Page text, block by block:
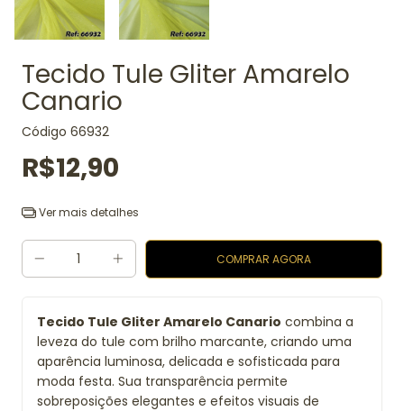
Tecido Tule Gliter Amarelo
Canario
Código 66932
R$12,90
Ver mais detalhes
Tecido Tule Gliter Amarelo Canario combina a
leveza do tule com brilho marcante, criando uma
aparência luminosa, delicada e sofisticada para
moda festa. Sua transparência permite
sobreposições elegantes e efeitos visuais de